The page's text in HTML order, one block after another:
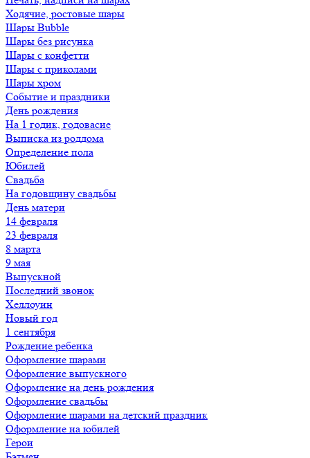
Ходячие, ростовые шары
Шары Bubble
Шары без рисунка
Шары с конфетти
Шары с приколами
Шары хром
Событие и праздники
День рождения
На 1 годик, годовасие
Выписка из роддома
Определение пола
Юбилей
Свадьба
На годовщину свадьбы
День матери
14 февраля
23 февраля
8 марта
9 мая
Выпускной
Последний звонок
Хеллоуин
Новый год
1 сентября
Рождение ребенка
Оформление шарами
Оформление выпускного
Оформление на день рождения
Оформление свадьбы
Оформление шарами на детский праздник
Оформление на юбилей
Герои